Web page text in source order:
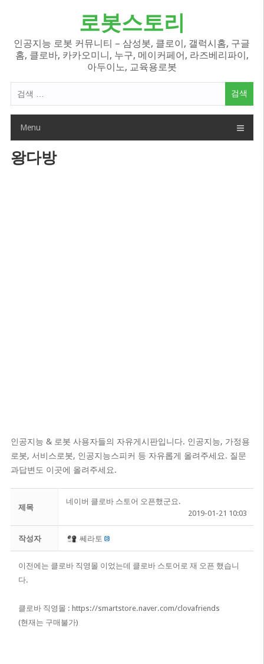
로봇스토리
인공지능 로봇 커뮤니티 – 삼성봇, 클로이, 갤럭시홈, 구글
홈, 클로바, 카카오미니, 누구, 메이커페어, 라즈베리파이,
아두이노, 교육용로봇
색
Menu
왕다방
인공지능 & 로봇 사용자들의 자유게시판입니다. 인공지능, 가정용
로봇, 서비스로봇, 인공지능스피커 등 자유롭게 올려주세요. 질문
과답변도 이곳에 올려주세요.
제목
네이버 클로바 스토어 오픈했군요.
2019-01-21 10:03
작성자 쎄라토
이전에는 클로바 직영몰 이었는데 클로바 스토어로 재 오픈 했습니
다.
클로바 직영몰 : https://smartstore.naver.com/clovafriends
(현재는 구매불가)